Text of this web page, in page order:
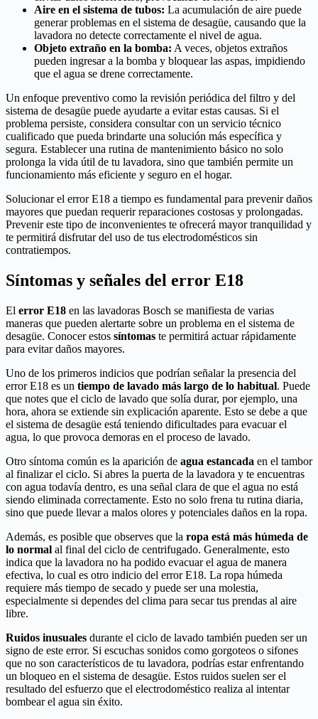
Aire en el sistema de tubos: La acumulación de aire puede
generar problemas en el sistema de desagüe, causando que la
lavadora no detecte correctamente el nivel de agua.
Objeto extraño en la bomba: A veces, objetos extraños
pueden ingresar a la bomba y bloquear las aspas, impidiendo
que el agua se drene correctamente.
Un enfoque preventivo como la revisión periódica del filtro y del
sistema de desagüe puede ayudarte a evitar estas causas. Si el
problema persiste, considera consultar con un servicio técnico
cualificado que pueda brindarte una solución más específica y
segura. Establecer una rutina de mantenimiento básico no solo
prolonga la vida útil de tu lavadora, sino que también permite un
funcionamiento más eficiente y seguro en el hogar.
Solucionar el error E18 a tiempo es fundamental para prevenir daños
mayores que puedan requerir reparaciones costosas y prolongadas.
Prevenir este tipo de inconvenientes te ofrecerá mayor tranquilidad y
te permitirá disfrutar del uso de tus electrodomésticos sin
contratiempos.
Síntomas y señales del error E18
El error E18 en las lavadoras Bosch se manifiesta de varias
maneras que pueden alertarte sobre un problema en el sistema de
desagüe. Conocer estos síntomas te permitirá actuar rápidamente
para evitar daños mayores.
Uno de los primeros indicios que podrían señalar la presencia del
error E18 es un tiempo de lavado más largo de lo habitual. Puede
que notes que el ciclo de lavado que solía durar, por ejemplo, una
hora, ahora se extiende sin explicación aparente. Esto se debe a que
el sistema de desagüe está teniendo dificultades para evacuar el
agua, lo que provoca demoras en el proceso de lavado.
Otro síntoma común es la aparición de agua estancada en el tambor
al finalizar el ciclo. Si abres la puerta de la lavadora y te encuentras
con agua todavía dentro, es una señal clara de que el agua no está
siendo eliminada correctamente. Esto no solo frena tu rutina diaria,
sino que puede llevar a malos olores y potenciales daños en la ropa.
Además, es posible que observes que la ropa está más húmeda de
lo normal al final del ciclo de centrifugado. Generalmente, esto
indica que la lavadora no ha podido evacuar el agua de manera
efectiva, lo cual es otro indicio del error E18. La ropa húmeda
requiere más tiempo de secado y puede ser una molestia,
especialmente si dependes del clima para secar tus prendas al aire
libre.
Ruidos inusuales durante el ciclo de lavado también pueden ser un
signo de este error. Si escuchas sonidos como gorgoteos o sifones
que no son característicos de tu lavadora, podrías estar enfrentando
un bloqueo en el sistema de desagüe. Estos ruidos suelen ser el
resultado del esfuerzo que el electrodoméstico realiza al intentar
bombear el agua sin éxito.